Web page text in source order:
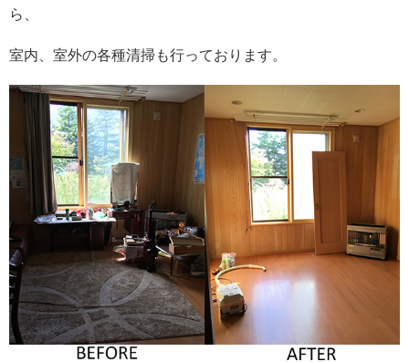
ら、
室内、室外の各種清掃も行っております。